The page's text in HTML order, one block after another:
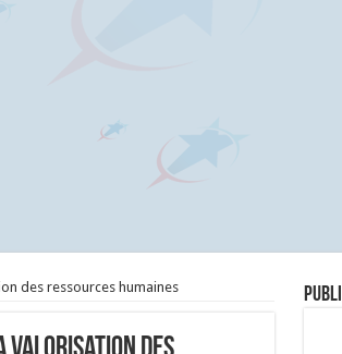
des ressources humaines